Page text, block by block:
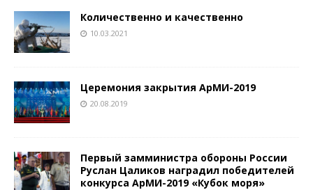
Количественно и качественно
10.03.2021
Церемония закрытия АрМИ-2019
20.08.2019
Первый замминистра обороны России
Руслан Цаликов наградил победителей
конкурса АрМИ-2019 «Кубок моря»